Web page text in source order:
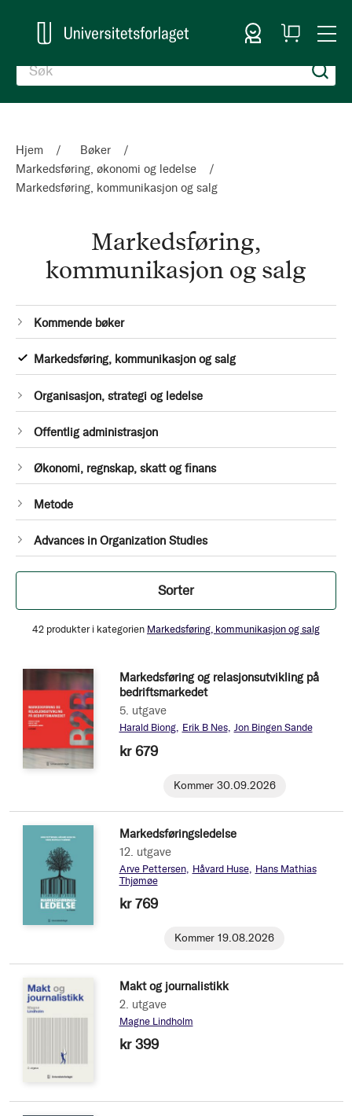
Logg inn
Handlekurv
Hjem
Bøker
Markedsføring, økonomi og ledelse
Markedsføring, kommunikasjon og salg
Markedsføring,
kommunikasjon og salg
Kategorier
Kommende bøker
Markedsføring, kommunikasjon og salg
Organisasjon, strategi og ledelse
Offentlig administrasjon
Økonomi, regnskap, skatt og finans
Metode
Advances in Organization Studies
Sorter
42 produkter i kategorien Markedsføring, kommunikasjon og salg
Markedsføring og relasjonsutvikling på
bedriftsmarkedet
5. utgave
Harald Biong Erik B Nes Jon Bingen Sande
kr 679
Kommer 30.09.2026
Markedsføringsledelse
12. utgave
Arve Pettersen Håvard Huse
Hans Mathias
Thjømøe
kr 769
Kommer 19.08.2026
Makt og journalistikk
2. utgave
Magne Lindholm
kr 399